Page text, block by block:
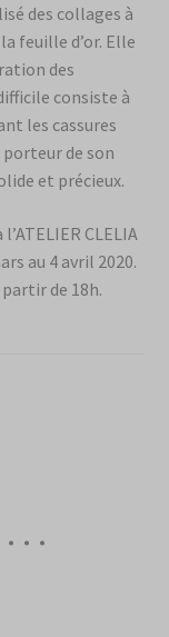
des collages à
feuille d’or. Elle
des
consiste à
les cassures
de son
et précieux.
CLELIA
au 4 avril 2020.
de 18h.
…